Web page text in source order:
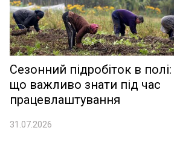
Сезонний підробіток в полі:
що важливо знати під час
працевлаштування
31.07.2026